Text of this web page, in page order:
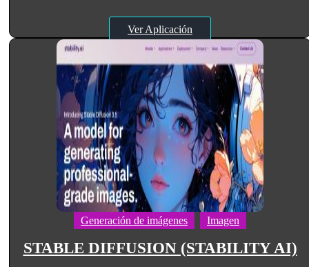
Ver Aplicación
Generación de imágenes Imagen
STABLE DIFFUSION (STABILITY AI)